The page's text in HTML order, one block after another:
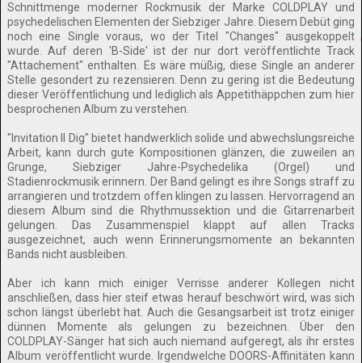
Schnittmenge moderner Rockmusik der Marke COLDPLAY und
psychedelischen Elementen der Siebziger Jahre. Diesem Debüt ging
noch eine Single voraus, wo der Titel "Changes" ausgekoppelt
wurde. Auf deren 'B-Side' ist der nur dort veröffentlichte Track
"Attachement" enthalten. Es wäre müßig, diese Single an anderer
Stelle gesondert zu rezensieren. Denn zu gering ist die Bedeutung
dieser Veröffentlichung und lediglich als Appetithäppchen zum hier
besprochenen Album zu verstehen.
"Invitation II Dig" bietet handwerklich solide und abwechslungsreiche
Arbeit, kann durch gute Kompositionen glänzen, die zuweilen an
Grunge, Siebziger Jahre-Psychedelika (Orgel) und
Stadienrockmusik erinnern. Der Band gelingt es ihre Songs straff zu
arrangieren und trotzdem offen klingen zu lassen. Hervorragend an
diesem Album sind die Rhythmussektion und die Gitarrenarbeit
gelungen. Das Zusammenspiel klappt auf allen Tracks
ausgezeichnet, auch wenn Erinnerungsmomente an bekannten
Bands nicht ausbleiben.
Aber ich kann mich einiger Verrisse anderer Kollegen nicht
anschließen, dass hier steif etwas herauf beschwört wird, was sich
schon längst überlebt hat. Auch die Gesangsarbeit ist trotz einiger
dünnen Momente als gelungen zu bezeichnen. Über den
COLDPLAY-Sänger hat sich auch niemand aufgeregt, als ihr erstes
Album veröffentlicht wurde. Irgendwelche DOORS-Affinitäten kann